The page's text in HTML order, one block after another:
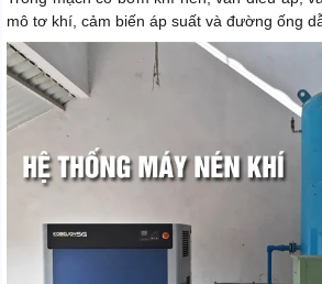
mô tơ khí, cảm biến áp suất và đường ống